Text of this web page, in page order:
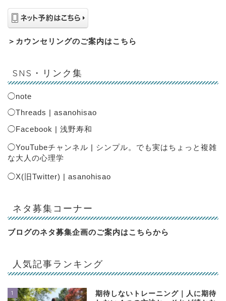
＞ カウンセリングのご案内はこちら
SNS・リンク集
◯note
◯Threads | asanohisao
◯Facebook | 浅野寿和
◯YouTubeチャンネル | シンプル。でも実はちょっと複雑
な大人の心理学
◯X(旧Twitter) | asanohisao
ネタ募集コーナー
ブログのネタ募集企画のご案内はこちらから
人気記事ランキング
1
期待しないトレーニング｜人に期待